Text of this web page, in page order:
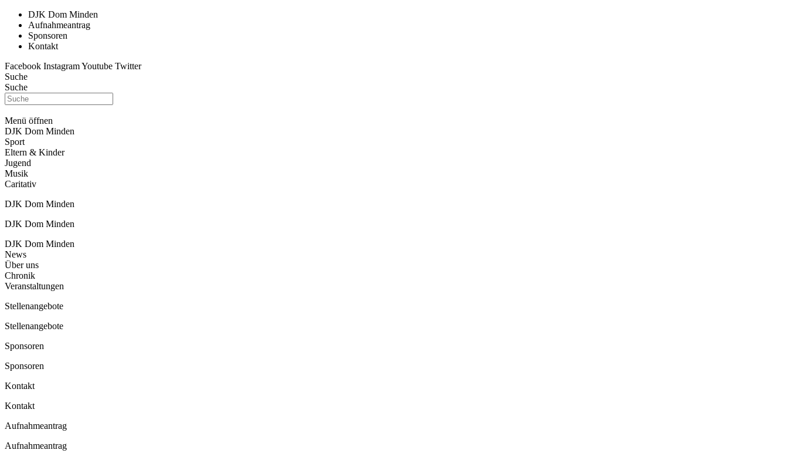
DJK Dom Minden
Aufnahmeantrag
Sponsoren
Kontakt
Facebook InstagramYoutube Twitter
Suche
Suche
Menü öffnen
DJK Dom Minden
Sport
Eltern & Kinder
Jugend
Musik
Caritativ
DJK Dom Minden
DJK Dom Minden
DJK Dom Minden
News
Über uns
Chronik
Veranstaltungen
Stellenangebote
Stellenangebote
Sponsoren
Sponsoren
Kontakt
Kontakt
Aufnahmeantrag
Aufnahmeantrag